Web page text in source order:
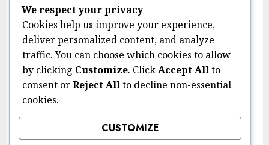
immuuneja hyökkäyksille, mikä voi johtaa
laiminlyöntiin ja puutteellisiin
turvatoimiin. On tärkeää ymmärtää, että
uhkat kehittyvät jatkuvasti ja että jokainen
organisaatio on haavoittuvainen.
Yksi yleinen virhe on olettaa, että vain
suuret yritykset ovat kyberhyökkäysten
kohteena. Itse asiassa pienet ja
We respect your privacy
Cookies help us improve your experience,
deliver personalized content, and analyze
traffic. You can choose which cookies to allow
by clicking Customize. ClickAccept Allto
consent orReject Allto decline non-essential
cookies.
CUSTOMIZE